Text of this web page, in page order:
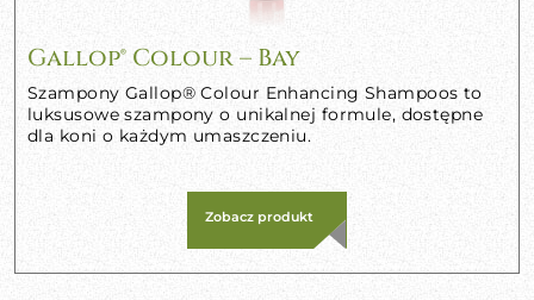
Gallop® Colour – Bay
Szampony Gallop® Colour Enhancing Shampoos to
luksusowe szampony o unikalnej formule, dostępne
dla koni o każdym umaszczeniu.
Zobacz produkt